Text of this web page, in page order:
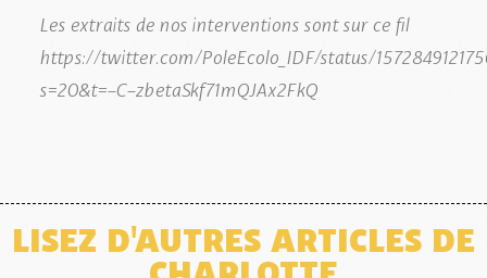
Les extraits de nos interventions sont sur ce fil
https://twitter.com/PoleEcolo_IDF/status/
s=20&t=-C-zbetaSkf71mQJAx2FkQ
LISEZ D'AUTRES ARTICLES DE